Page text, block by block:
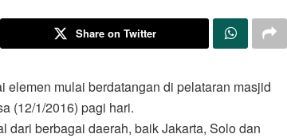
Share on Twitter
elemen mulai berdatangan di pelataran masjid
(12/1/2016) pagi hari.
dari berbagai daerah, baik Jakarta, Solo dan